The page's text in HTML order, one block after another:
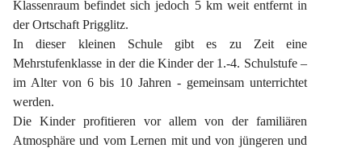
Klassenraum befindet sich jedoch 5 km weit entfernt in
der Ortschaft Prigglitz.
In dieser kleinen Schule gibt es zu Zeit eine
Mehrstufenklasse in der die Kinder der 1.-4. Schulstufe –
im Alter von 6 bis 10 Jahren - gemeinsam unterrichtet
werden.
Die Kinder profitieren vor allem von der familiären
Atmosphäre und vom Lernen mit und von jüngeren und